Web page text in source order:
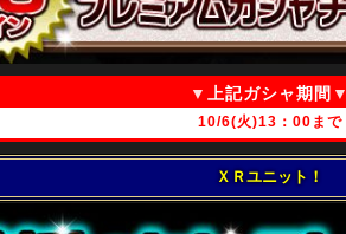
▼上記ガシャ期間 ▼
10/6(火)13：00まで
ＸＲユニット！